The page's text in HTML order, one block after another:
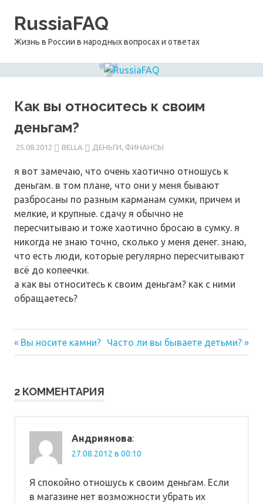
RussiaFAQ
Жизнь в России в народных вопросах и ответах
Как вы относитесь к своим
деньгам?
25.08.2012 BELLA ДЕНЬГИ, ФИНАНСЫ
я вот замечаю, что очень хаотично отношусь к
деньгам. в том плане, что они у меня бывают
разбросаны по разным карманам сумки, причем и
мелкие, и крупные. сдачу я обычно не
пересчитываю и тоже хаотично бросаю в сумку. я
никогда не знаю точно, сколько у меня денег. знаю,
что есть люди, которые регулярно пересчитывают
всё до копеечки.
а как вы относитесь к своим деньгам? как с ними
обращаетесь?
Навигация
записям
Предыдущая
запись:
Вы носите камни?
Следующая
запись:
Часто ли вы бываете детьми?
2 КОММЕНТАРИЯ
Андриянова:
27.08.2012 в 00:10
Я спокойно отношусь к своим деньгам. Если
в магазине нет возможности убрать их